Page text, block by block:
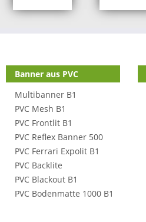
Banner aus PVC
Multibanner B1
PVC Mesh B1
PVC Frontlit B1
PVC Reflex Banner 500
PVC Ferrari Expolit B1
PVC Backlite
PVC Blackout B1
PVC Bodenmatte 1000 B1